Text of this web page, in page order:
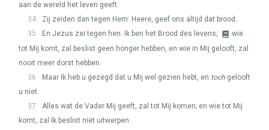
aan de wereld het leven geeft.
34
Zij zeiden dan tegen Hem: Heere, geef ons altijd dat brood.
35
En Jezus zei tegen hen: Ik ben het Brood des levens;
wie
tot Mij komt, zal beslist geen honger hebben, en wie in Mij gelooft, zal
nooit meer dorst hebben.
36
Maar Ik heb u gezegd dat u Mij wel gezien hebt, en toch gelooft
u niet.
37
Alles wat de Vader Mij geeft, zal tot Mij komen; en wie tot Mij
komt, zal Ik beslist niet uitwerpen.